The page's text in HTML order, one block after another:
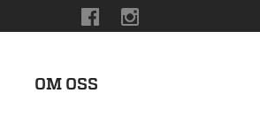
OM OSS